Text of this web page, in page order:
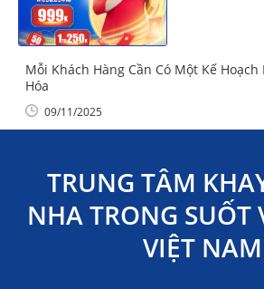
Mỗi Khách Hàng Cần Có Một Kế
Hóa
09/11/2025
TRUNG TÂM
NHA TRONG SUỐT
VIỆT NAM